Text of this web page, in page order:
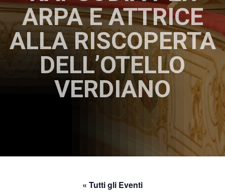
ARPA E ATTRICE
ALLA RISCOPERTA
DELL’OTELLO
VERDIANO
« Tutti gli Eventi